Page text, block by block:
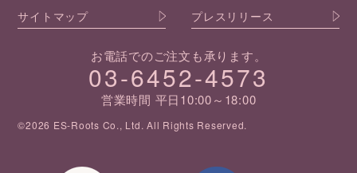
サイトマップ
プレスリリース
お電話でのご注文も承ります。
03-6452-4573
営業時間 平日10:00～18:00
©2026 ES-Roots Co., Ltd. All Rights Reserved.